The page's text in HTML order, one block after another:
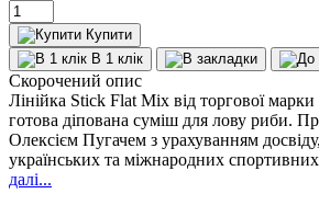
Купити
В 1 клік
Скорочений опис
Лінійка Stick Flat Mix від торгової
готова діпована суміш для лову риби.
Олексієм Пугачем з урахуванням
українських та міжнародних
далі...